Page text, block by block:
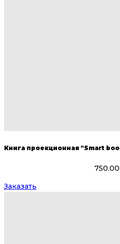
Книга проекционная "Smart
Заказать